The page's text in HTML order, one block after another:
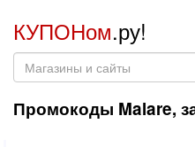
КУПОНом.ру!
Промокоды Malare,